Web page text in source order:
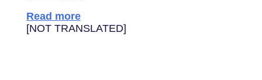
Read more
[NOT TRANSLATED]